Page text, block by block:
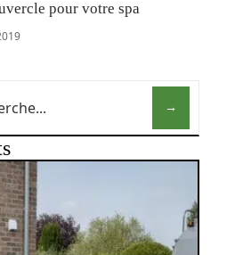
pour votre spa